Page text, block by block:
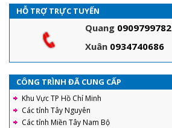
HỖ TRỢ TRỰC TUYẾN
Quang 0909799782
Xuân 0934740686
CÔNG TRÌNH ĐÃ CUNG CẤP
Khu Vực TP Hồ Chí Minh
Các tỉnh Tây Nguyên
Các tỉnh Miền Tây Nam Bộ